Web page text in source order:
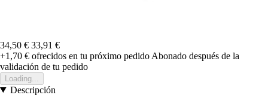
34,50 € 33,91 €
+1,70 € ofrecidos en tu próximo pedido Abonado después de la
validación de tu pedido
Loading...
Descripción